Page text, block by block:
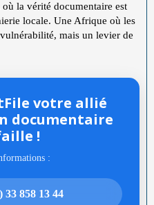
la vérité documentaire est
locale. Une Afrique où les
mais un levier de
votre allié
documentaire
!
:
33 858 13 44